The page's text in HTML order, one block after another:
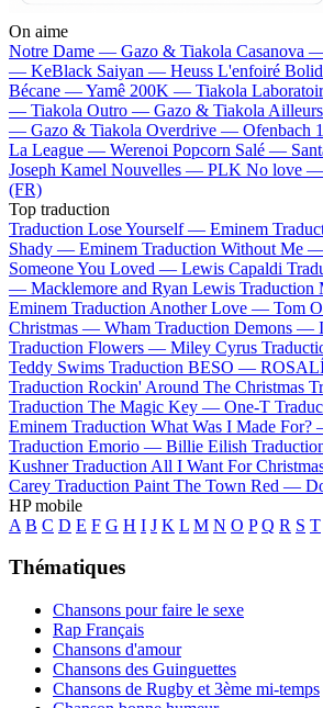
On aime
Notre Dame — Gazo & Tiakola Casanova
— KeBlack Saiyan — Heuss L'enfoiré
Bécane —Yamê 200K — Tiakola
— Tiakola Outro — Gazo & Tiakola
— Gazo & Tiakola Overdrive — Ofenbach
La League — Werenoi Popcorn Salé —
Joseph Kamel Nouvelles — PLK No love —
(FR)
Top traduction
Traduction Lose Yourself — Eminem
Shady — Eminem Traduction Without Me
Someone You Loved — Lewis Capaldi
— Macklemore and Ryan Lewis
Eminem Traduction Another Love — Tom
Christmas — Wham Traduction Demons —
Traduction Flowers — Miley Cyrus
Teddy Swims Traduction BESO —
Traduction Rockin' Around The Christmas
Traduction The Magic Key — One-T
Eminem Traduction What Was I Made
Traduction Emorio — Billie Eilish
Kushner Traduction All I Want For
Carey Traduction Paint The Town Red —
HP mobile
A B C D E F G H I J K L M N O P Q R S T
Thématiques
Chansons pour faire le sexe
Rap Français
Chansons d'amour
Chansons des Guinguettes
Chansons de Rugby et 3ème mi-temps